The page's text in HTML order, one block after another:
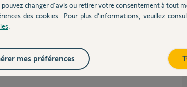
dans un scénario avancé.
pouvez changer d'avis ou retirer votre consentement à tout
des cookies. Pour plus d’informations, veuillez
mes préférences